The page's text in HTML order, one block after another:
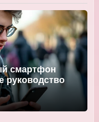
смартфон
руководство